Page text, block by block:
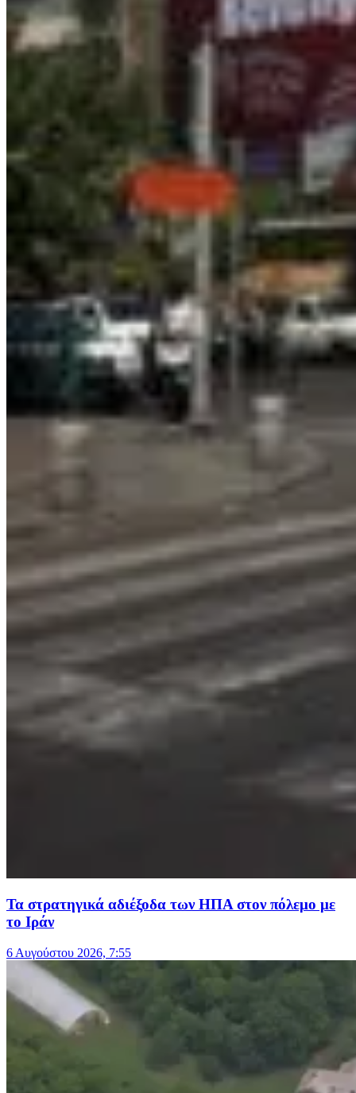
Τα στρατηγικά αδιέξοδα των ΗΠΑ στον πόλεμο με
το Ιράν
6 Αυγούστου 2026, 7:55